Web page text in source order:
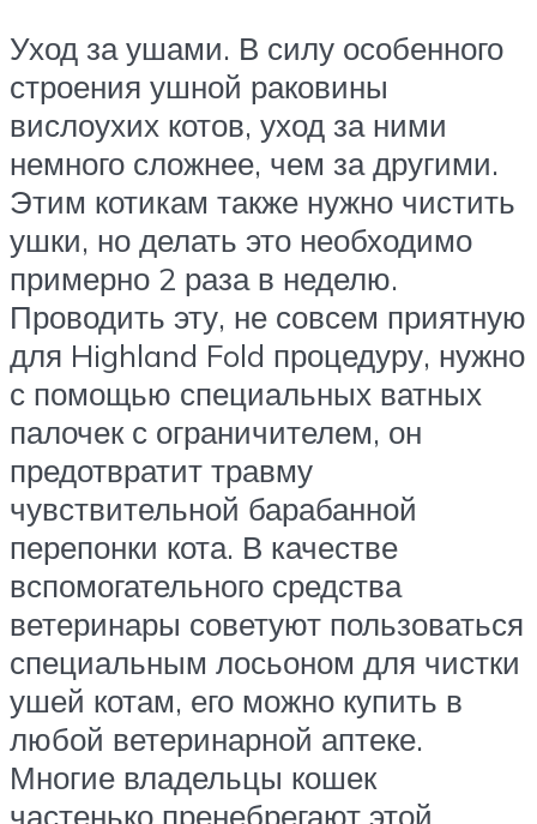
Уход за ушами. В силу особенного
строения ушной раковины
вислоухих котов, уход за ними
немного сложнее, чем за другими.
Этим котикам также нужно чистить
ушки, но делать это необходимо
примерно 2 раза в неделю.
Проводить эту, не совсем приятную
для Highland Fold процедуру, нужно
с помощью специальных ватных
палочек с ограничителем, он
предотвратит травму
чувствительной барабанной
перепонки кота. В качестве
вспомогательного средства
ветеринары советуют пользоваться
специальным лосьоном для чистки
ушей котам, его можно купить в
любой ветеринарной аптеке.
Многие владельцы кошек
частенько пренебрегают этой